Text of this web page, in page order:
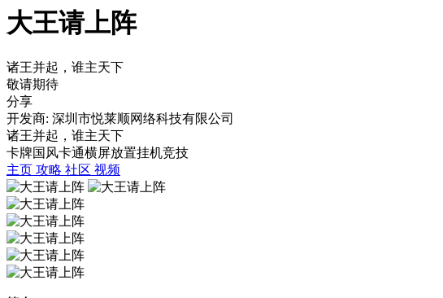
大王请上阵
诸王并起，谁主天下
敬请期待
分享
开发商: 深圳市悦莱顺网络科技有限公司
诸王并起，谁主天下
卡牌国风卡通横屏放置挂机竞技
主页 攻略 社区 视频